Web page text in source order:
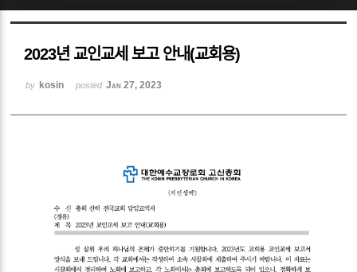
2023년 교인교세 보고 안내(교회용)
by kosin posted Jan 27, 2023
Sketchbook5, 스케치북5
Sketchbook5, 스케치북5